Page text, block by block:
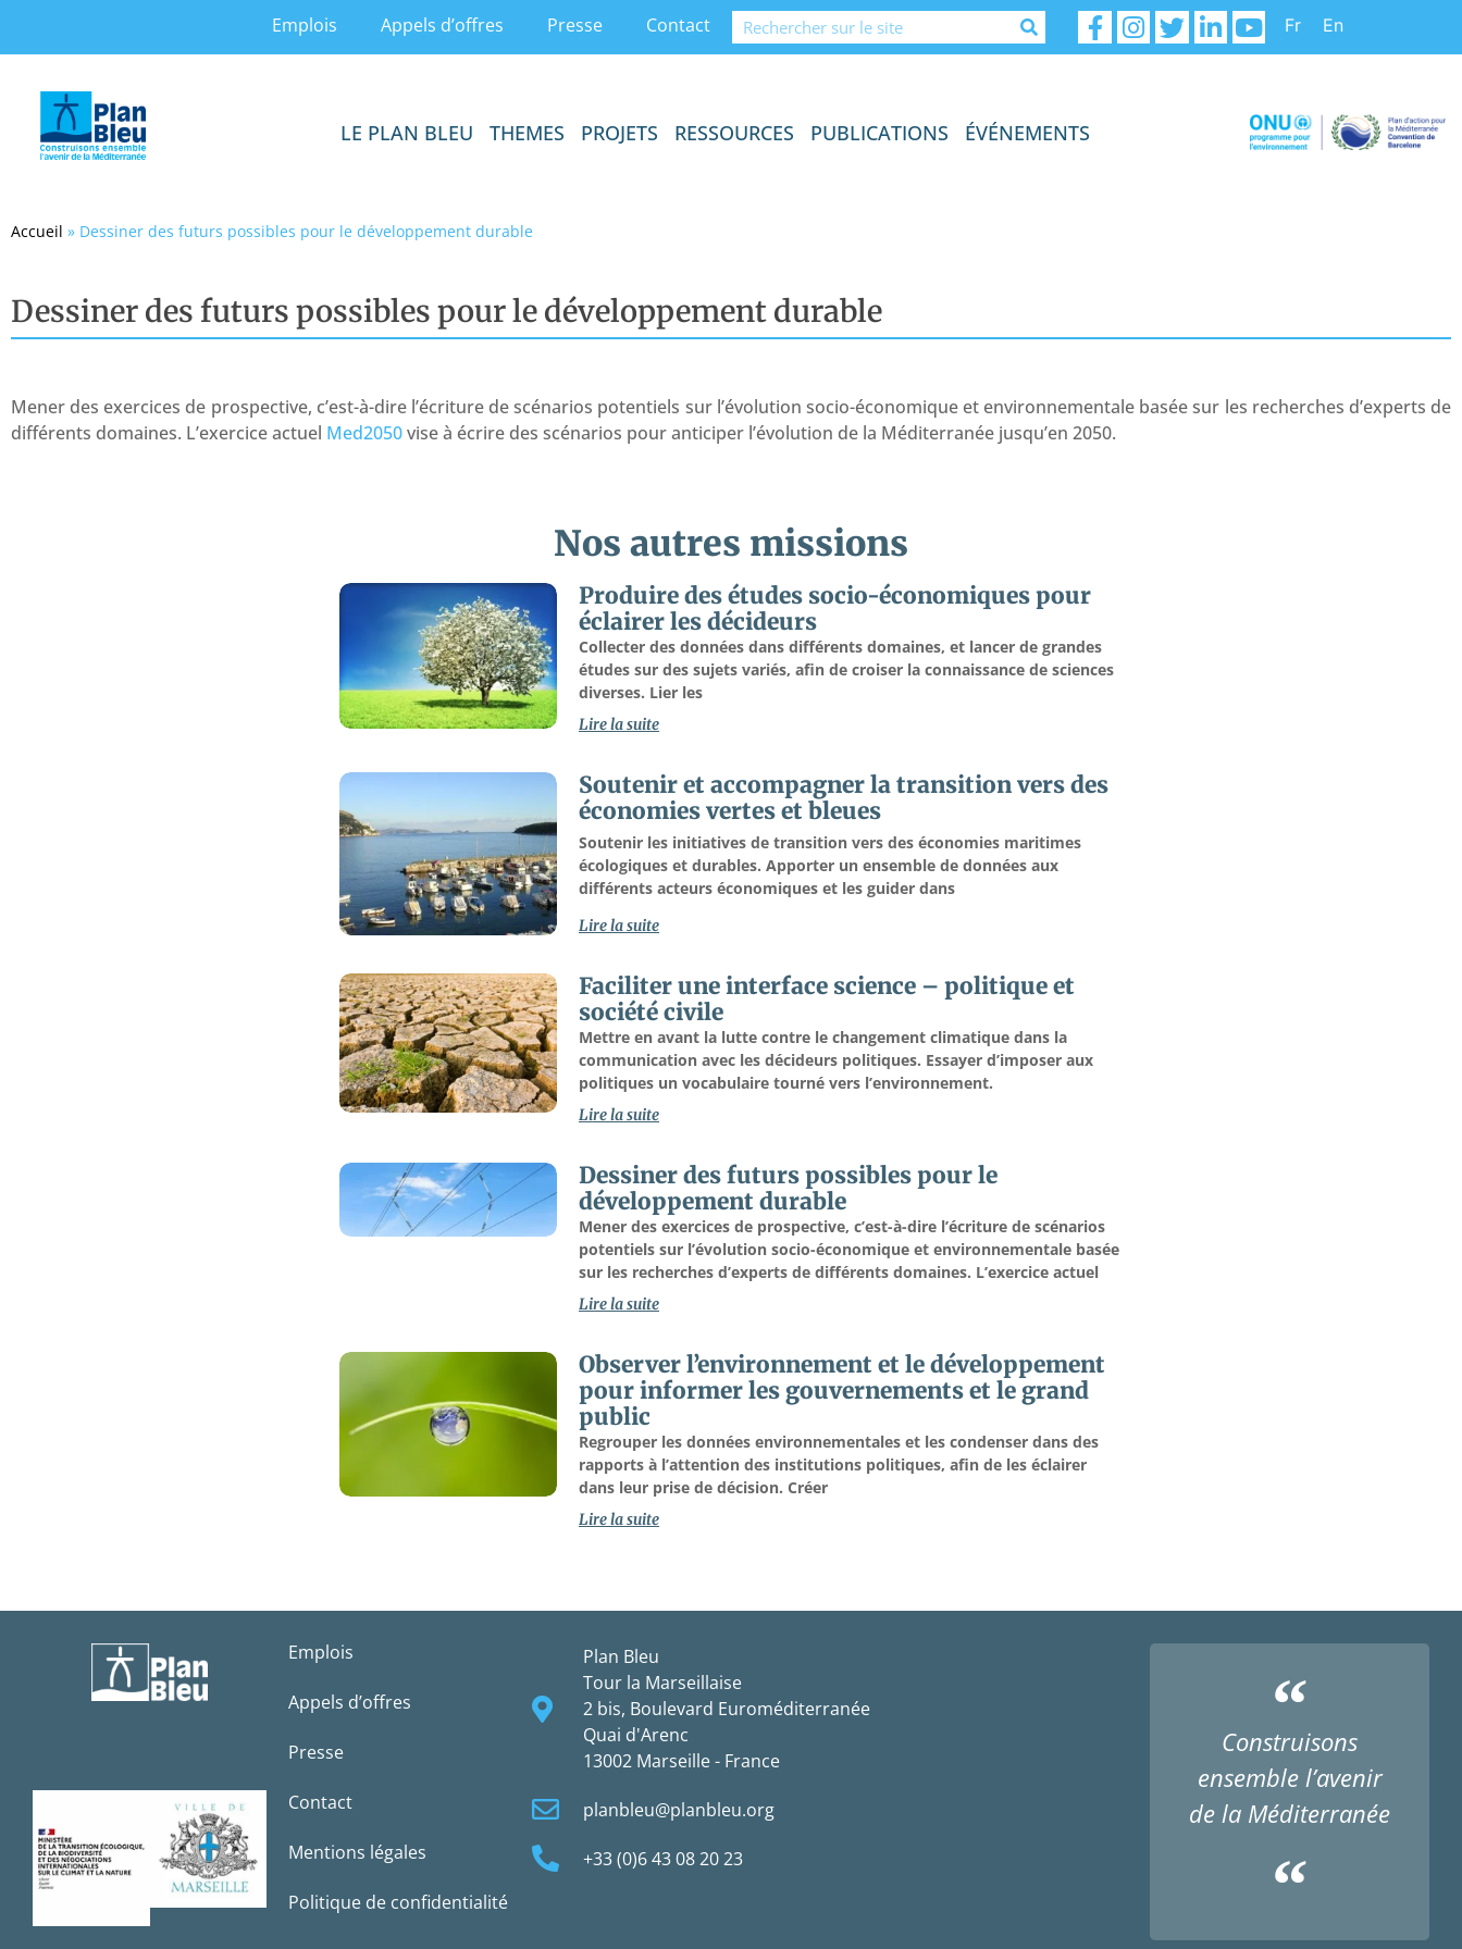
Emplois Appels d’offres Presse Contact Fr En
LE PLAN BLEU THEMES PROJETS RESSOURCES PUBLICATIONS ÉVÉNEMENTS
Accueil » Dessiner des futurs possibles pour le développement durable
Dessiner des futurs possibles pour le développement durable
Mener des exercices de prospective, c’est-à-dire l’écriture de scénarios potentiels sur l’évolution socio-économique et environnementale basée sur les recherches d’experts de
différents domaines. L’exercice actuel Med2050vise à écrire des scénarios pour anticiper l’évolution de la Méditerranée jusqu’en 2050.
Nos autres missions
Produire des études socio-économiques pour
éclairer les décideurs
Collecter des données dans différents domaines, et lancer de grandes
études sur des sujets variés, afin de croiser la connaissance de sciences
diverses. Lier les
Lire la suite
Soutenir et accompagner la transition vers des
économies vertes et bleues
Soutenir les initiatives de transition vers des économies maritimes
écologiques et durables. Apporter un ensemble de données aux
différents acteurs économiques et les guider dans
Lire la suite
Faciliter une interface science – politique et
société civile
Mettre en avant la lutte contre le changement climatique dans la
communication avec les décideurs politiques. Essayer d’imposer aux
politiques un vocabulaire tourné vers l’environnement.
Lire la suite
Dessiner des futurs possibles pour le
développement durable
Mener des exercices de prospective, c’est-à-dire l’écriture de scénarios
potentiels sur l’évolution socio-économique et environnementale basée
sur les recherches d’experts de différents domaines. L’exercice actuel
Lire la suite
Observer l’environnement et le développement
pour informer les gouvernements et le grand
public
Regrouper les données environnementales et les condenser dans des
rapports à l’attention des institutions politiques, afin de les éclairer
dans leur prise de décision. Créer
Lire la suite
Emplois
Appels d’offres
Presse
Contact
Mentions légales
Politique de confidentialité
Plan Bleu
Tour la Marseillaise
2 bis, Boulevard Euroméditerranée
Quai d'Arenc
13002 Marseille - France
planbleu@planbleu.org
+33 (0)6 43 08 20 23
“
Construisons
ensemble l’avenir
de la Méditerranée
“